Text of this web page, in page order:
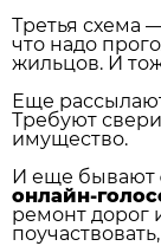
Третья схема
что надо
жильцов. И
Еще
Требуют
имущество.
И еще бывают
ремонт дорог